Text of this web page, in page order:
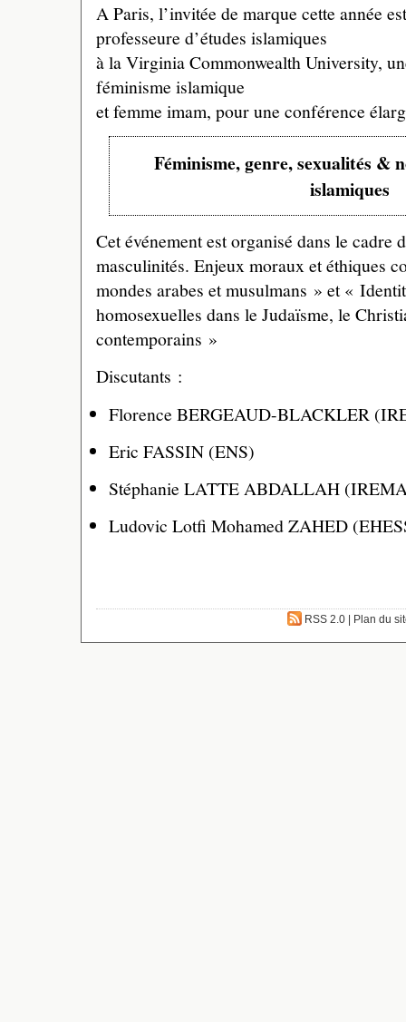
A Paris, l’invitée de marque cette année
professeure d’études islamiques
à la Virginia Commonwealth University,
féminisme islamique
et femme imam, pour une conférence
Féminisme, genre, sexualités &
islamiques
Cet événement est organisé dans le cadre
masculinités. Enjeux moraux et éthiques
mondes arabes et musulmans » et «
homosexuelles dans le Judaïsme, le
contemporains »
Discutants :
Florence BERGEAUD-BLACKLER
Eric FASSIN (ENS)
Stéphanie LATTE ABDALLAH
Ludovic Lotfi Mohamed ZAHED
RSS 2.0 | Plan du